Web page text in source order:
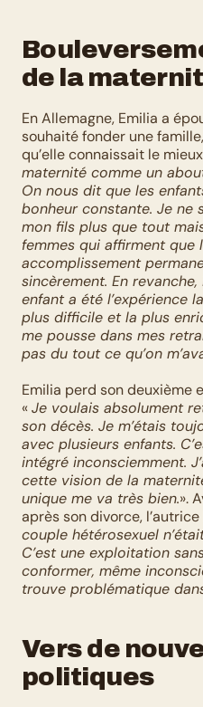
de la
En Allemagne, Emilia a
souhaité fonder une
qu’elle connaissait le
maternité comme un
On nous dit que les
bonheur constante. Je ne
mon fils plus que tout
femmes qui affirment que
accomplissement
sincèrement. En
enfant a été l’expérience
plus difficile et la plus
me pousse dans mes
pas du tout ce qu’on
Emilia perd son deuxième
« Je voulais absolument
son décès. Je m’étais
avec plusieurs enfants.
intégré inconsciemment.
cette vision de la
unique me va très bien.».
après son divorce, l’autrice
couple hétérosexuel
C’est une exploitation
conformer, même
trouve problématique
Vers de
politiques